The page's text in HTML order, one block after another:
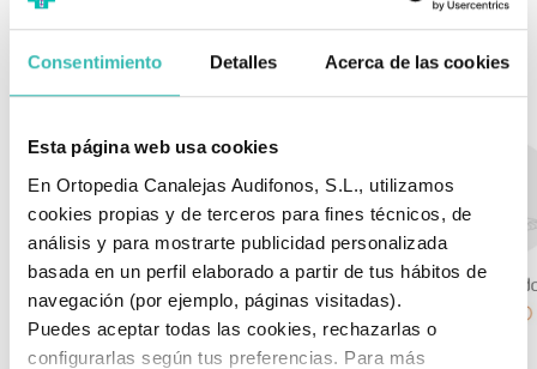
Consentimiento Detalles Acerca de las cookies
Esta página web usa cookies
En Ortopedia Canalejas Audifonos, S.L., utilizamos
cookies propias y de terceros para fines técnicos, de
análisis y para mostrarte publicidad personalizada
basada en un perfil elaborado a partir de tus hábitos de
navegación (por ejemplo, páginas visitadas).
Puedes aceptar todas las cookies, rechazarlas o
configurarlas según tus preferencias. Para más
Uso profiláctico en:
Talalgias, bursitis, metatarsalgias, espolón calcáneo,